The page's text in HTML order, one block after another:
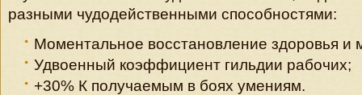
разными чудодейственными способностями:
Моментальное восстановление здоровья и
Удвоенный коэффициент гильдии рабочих;
+30% К получаемым в боях умениям.